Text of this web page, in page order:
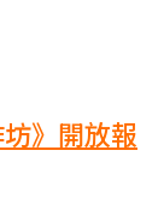
》開放報